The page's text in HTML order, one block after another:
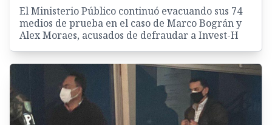
El Ministerio Público continuó evacuando sus 74
medios de prueba en el caso de Marco Bográn y
Alex Moraes, acusados de defraudar a Invest-H